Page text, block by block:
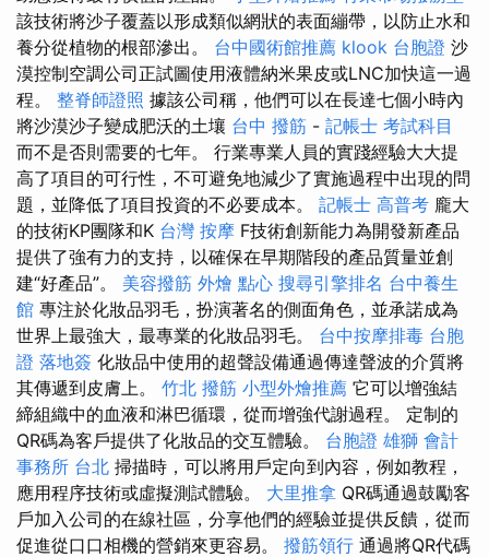
該技術將沙子覆蓋以形成類似網狀的表面繃帶，以防止水和
養分從植物的根部滲出。 台中國術館推薦 klook 台胞證 沙
漠控制空調公司正試圖使用​​液體納米果皮或LNC加快這一過
程。 整脊師證照 據該公司稱，他們可以在長達七個小時內
將沙漠沙子變成肥沃的土壤 台中 撥筋 - 記帳士 考試科目
而不是否則需要的七年。 行業專業人員的實踐經驗大大提
高了項目的可行性，不可避免地減少了實施過程中出現的問
題，並降低了項目投資的不必要成本。 記帳士 高普考 龐大
的技術KP團隊和K 台灣 按摩 F技術創新能力為開發新產品
提供了強有力的支持，以確保在早期階段的產品質量並創
建“好產品”。 美容撥筋 外燴 點心 搜尋引擎排名 台中養生
館 專注於化妝品羽毛，扮演著名的側面角色，並承諾成為
世界上最強大，最專業的化妝品羽毛。 台中按摩排毒 台胞
證 落地簽 化妝品中使用的超聲設備通過傳達聲波的介質將
其傳遞到皮膚上。 竹北 撥筋 小型外燴推薦 它可以增強結
締組織中的血液和淋巴循環，從而增強代謝過程。 定制的
QR碼為客戶提供了化妝品的交互體驗。 台胞證 雄獅 會計
事務所 台北 掃描時，可以將用戶定向到內容，例如教程，
應用程序技術或虛擬測試體驗。 大里推拿 QR碼通過鼓勵客
戶加入公司的在線社區，分享他們的經驗並提供反饋，從而
促進從口口相機的營銷來更容易。 撥筋領行 通過將QR代碼